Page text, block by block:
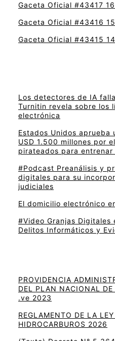
Gaceta Oficial #43417
Gaceta Oficial #43416
Gaceta Oficial #43415
Los detectores de IA
Turnitin revela sobre los
electrónica
Estados Unidos
USD 1.500 millones por
pirateados para
#Podcast Preanálisis y
digitales para su
judiciales
El domicilio electrónico
#Video Granjas Digitales
Delitos Informáticos y
PROVIDENCIA
DEL PLAN NACIONAL
.ve 2023
REGLAMENTO DE LA
HIDROCARBUROS 2026